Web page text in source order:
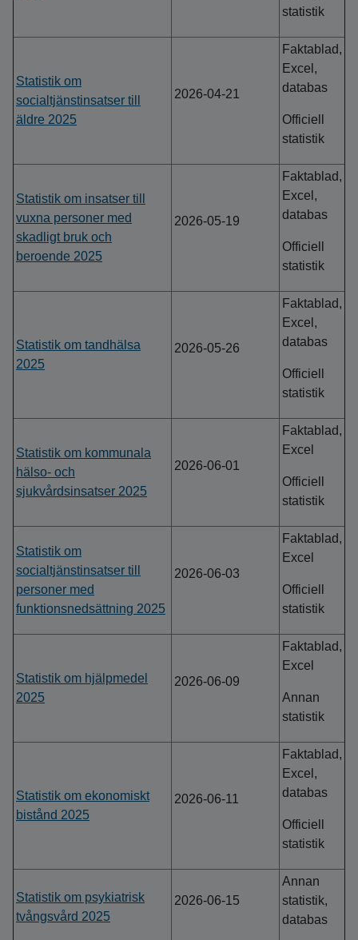
statistik
Statistik om
socialtjänstinsatser till
äldre 2025
2026-04-21
Faktablad,
Excel,
databas
Officiell
statistik
Statistik om insatser till
vuxna personer med
skadligt bruk och
beroende 2025
2026-05-19
Faktablad,
Excel,
databas
Officiell
statistik
Statistik om tandhälsa
2025
2026-05-26
Faktablad,
Excel,
databas
Officiell
statistik
Statistik om kommunala
hälso- och
sjukvårdsinsatser 2025
2026-06-01
Faktablad,
Excel
Officiell
statistik
Statistik om
socialtjänstinsatser till
personer med
funktionsnedsättning 2025
2026-06-03
Faktablad,
Excel
Officiell
statistik
Statistik om hjälpmedel
2025
2026-06-09
Faktablad,
Excel
Annan
statistik
Statistik om ekonomiskt
bistånd 2025
2026-06-11
Faktablad,
Excel,
databas
Officiell
statistik
Statistik om psykiatrisk
tvångsvård 2025
2026-06-15
Annan
statistik,
databas